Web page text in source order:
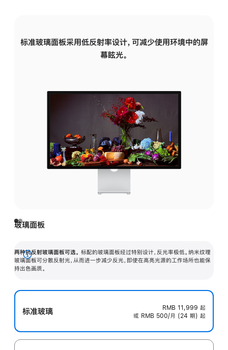
标准玻璃面板采用低反射率设计，可减少使用环境中的屏
幕眩光。
玻璃面板
两种抗反射玻璃面板可选。 标配的玻璃面板经过特别设计，反光率极低。纳米纹理
玻璃面板可分散反射光，从而进一步减少反光，即使在高亮光源的工作场所也能保
持出色画质。
展
开
标准玻璃 RMB 11,999 起
或 RMB 500/月 (24 期) 起